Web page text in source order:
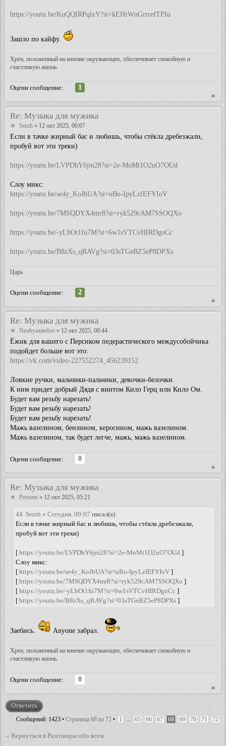
https://youtu.be/KuQQIRPqlxY?si=kEHrWnGrrrefTPIu
Зашло по кайфу.
Хрен, положенный на мнение окружающих, обеспечивает спокойную и
счастливую жизнь.
Оцени сообщение:
1
Re: Музыка для мужика
Serzh » 12 окт 2025, 00:07
Если в тачке жирный бас и любишь, чтобы стёкла дребезжали,
пробуй вот эти треки)
https://youtu.be/LVPDhY6jm28?si=2e-MoMt1O2uO7OUd
Слоу микс:
https://youtu.be/se4y_KoJhUA?si=uBo-IpyLzfEFYIoV
https://youtu.be/7MSQDYX4mr8?si=ryk529cAM7SSOQXo
https://youtu.be/-yLbOt1fu7M?si=6w1sVTCvHIRDgoCc
https://youtu.be/B8zXs_qRAVg?si=03sTGeBZ5eP8DPXs
Царь
Оцени сообщение:
2
Re: Музыка для мужика
NeobyazateIno » 12 окт 2025, 00:44
Ёжик для вашего с Персиком педерастического междусобойчика
подойдет больше вот это:
https://vk.com/video-227552274_456239152
Ловкие ручки, мальчики-пальчики, девочки-белочки.
К ним придет добрый Дядя с винтом Кило Герц или Кило Ом.
Будет вам резьбу нарезать!
Будет вам резьбу нарезать!
Будет вам резьбу нарезать!
Мажь вазелином, бензином, керосином, мажь вазелином.
Мажь вазелином, так будет легче, мажь, мажь вазелином.
Оцени сообщение:
0
Re: Музыка для мужика
Perseus » 12 окт 2025, 05:21
Serzh » Сегодня, 00:07 писал(а):
Если в тачке жирный бас и любишь, чтобы стёкла дребезжали,
пробуй вот эти треки)
[ https://youtu.be/LVPDhY6jm28?si=2e-MoMt1O2uO7OUd ]
Слоу микс:
[ https://youtu.be/se4y_KoJhUA?si=uBo-IpyLzfEFYIoV ]
[ https://youtu.be/7MSQDYX4mr8?si=ryk529cAM7SSOQXo ]
[ https://youtu.be/-yLbOt1fu7M?si=6w1sVTCvHIRDgoCc ]
[ https://youtu.be/B8zXs_qRAVg?si=03sTGeBZ5eP8DPXs ]
Заебись. Anyone забрал.
Хрен, положенный на мнение окружающих, обеспечивает спокойную и
счастливую жизнь.
Оцени сообщение:
0
Ответить
Сообщений: 1423 • Страница 68 из 72 • 1 65 66 67 68 69 70 71 72
Вернуться в Разговоры обо всем